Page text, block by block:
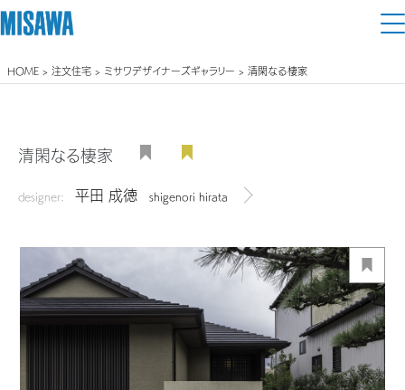
住まい
商品ラインアップ
テクノロジー（住まいの性能）
建築事例・建築実例
デザイナーズギャラリー
個人のお客さま
賃貸住宅
賃貸併用住宅
店舗・各種施設
土地活用モデルルーム見学
リフォーム
戸建て・マンション
ミサワリフォームとは
リフォームの流れ
まちづくり
複合開発・投資開発
複合開発事業（ASMACI-アスマチ-）
オーナーサポート
HOME > 注文住宅 > ミサワデザイナーズギャラリー > 清閑なる棲家
清閑なる棲家
designer: 平田 成徳 shigenori hirata デザイナーを見る